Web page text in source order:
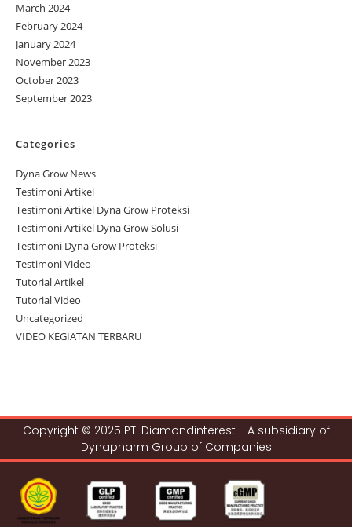
March 2024
February 2024
January 2024
November 2023
October 2023
September 2023
Categories
Dyna Grow News
Testimoni Artikel
Testimoni Artikel Dyna Grow Proteksi
Testimoni Artikel Dyna Grow Solusi
Testimoni Dyna Grow Proteksi
Testimoni Video
Tutorial Artikel
Tutorial Video
Uncategorized
VIDEO KEGIATAN TERBARU
Copyright © 2025 PT. Diamondinterest - A subsidiary of
Dynapharm Group of Companies